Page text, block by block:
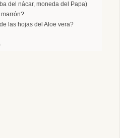
del nácar, moneda del Papa)
las hojas del Aloe vera?